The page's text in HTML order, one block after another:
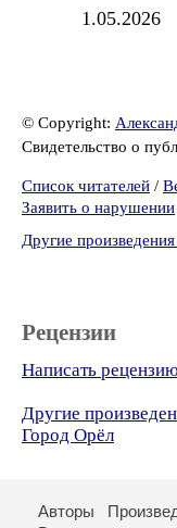
1.05.2026
© Copyright:
Свидетельство о
Список читателей /
Заявить о нарушении
Другие
Рецензии
Написать рецензию
Другие
Город Орёл
Авторы